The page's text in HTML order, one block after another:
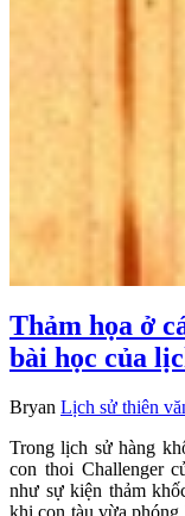
Thảm họa ở
bài học của
Bryan Lịch sử thiên
Trong lịch sử hàng
con thoi Challenger
như sự kiện thảm